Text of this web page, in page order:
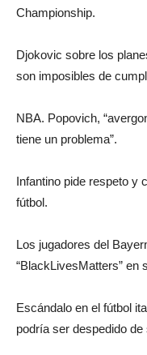
Championship.
Djokovic sobre los
son imposibles de
NBA. Popovich,
tiene un problema”.
Infantino pide respeto y
fútbol.
Los jugadores del
“BlackLivesMatters” en
Escándalo en el fútbol
podría ser despedido de